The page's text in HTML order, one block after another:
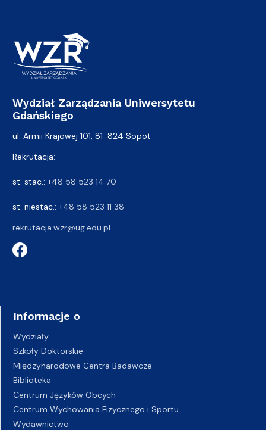
Wydział Zarządzania Uniwersytetu
Gdańskiego
ul. Armii Krajowej 101, 81-824 Sopot
Rekrutacja:
st. stac.: +48 58 523 14 70
st. niestac.: +48 58 523 11 38
rekrutacja.wzr@ug.edu.pl
Informacje o
Wydziały
Szkoły Doktorskie
Międzynarodowe Centra Badawcze
Biblioteka
Centrum Języków Obcych
Centrum Wychowania Fizycznego i Sportu
Wydawnictwo